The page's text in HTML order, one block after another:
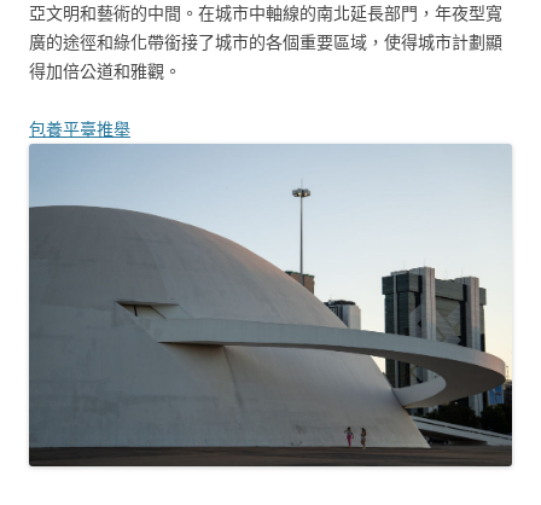
亞文明和藝術的中間。在城市中軸線的南北延長部門，年夜型寬
廣的途徑和綠化帶銜接了城市的各個重要區域，使得城市計劃顯
得加倍公道和雅觀。
包養平臺推舉